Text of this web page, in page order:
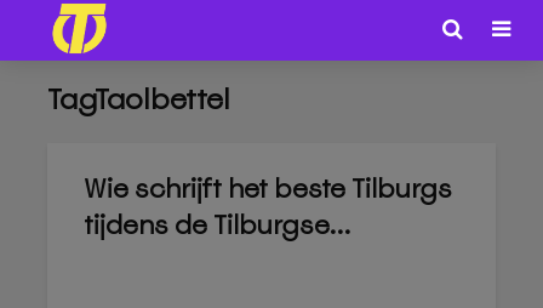
TagTaolbettel
Wie schrijft het beste Tilburgs
tijdens de Tilburgse...